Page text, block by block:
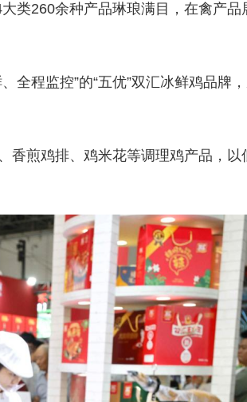
类260余种产品琳琅满目，在禽产品
全程监控”的“五优”双汇冰鲜鸡品牌
香煎鸡排、鸡米花等调理鸡产品，